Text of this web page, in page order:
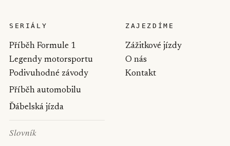
SERIÁLY
Příběh Formule 1
Legendy motorsportu
Podivuhodné závody
Příběh automobilu
Ďábelská jízda
Slovník
ZAJEZDÍME
Zážitkové jízdy
O nás
Kontakt